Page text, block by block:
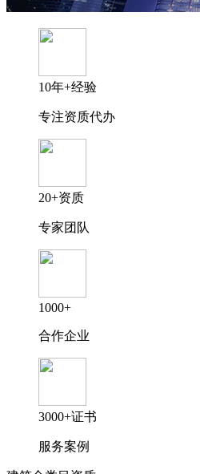
10年+经验
专注资质代办
20+资质
专家团队
1000+
合作企业
3000+证书
服务案例